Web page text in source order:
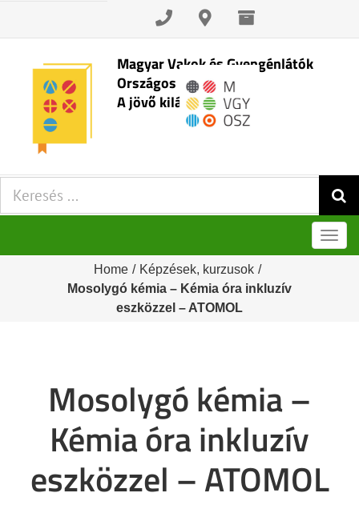
Skip
content
Magyar Vakok és Gyengénlátók
Országos Szövetsége
A jövő kilátásai
Keresés:
Home / Képzések, kurzusok /
Mosolygó kémia – Kémia óra inkluzív
eszközzel – ATOMOL
Mosolygó kémia –
Kémia óra inkluzív
eszközzel – ATOMOL